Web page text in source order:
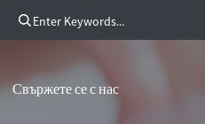
Свържете се с нас